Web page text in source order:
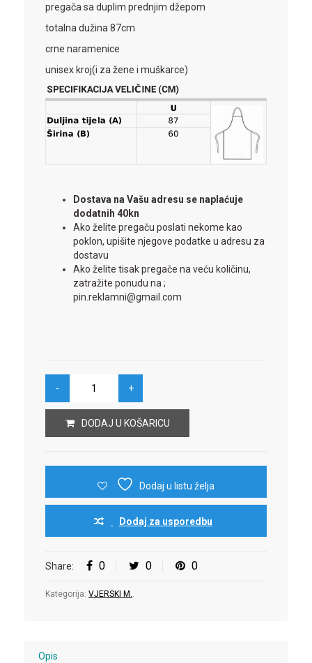
pregača sa duplim prednjim džepom
totalna dužina 87cm
crne naramenice
unisex kroj(i za žene i muškarce)
Dostava na Vašu adresu se naplaćuje
dodatnih 40kn
Ako želite pregaču poslati nekome kao
poklon, upišite njegove podatke u adresu za
dostavu
Ako želite tisak pregače na veću količinu,
zatražite ponudu na ;
pin.reklamni@gmail.com
DODAJ U KOŠARICU
Dodaj u listu želja
Dodaj za usporedbu
Share: 0 0 0
Kategorija: VJERSKI M..
Opis